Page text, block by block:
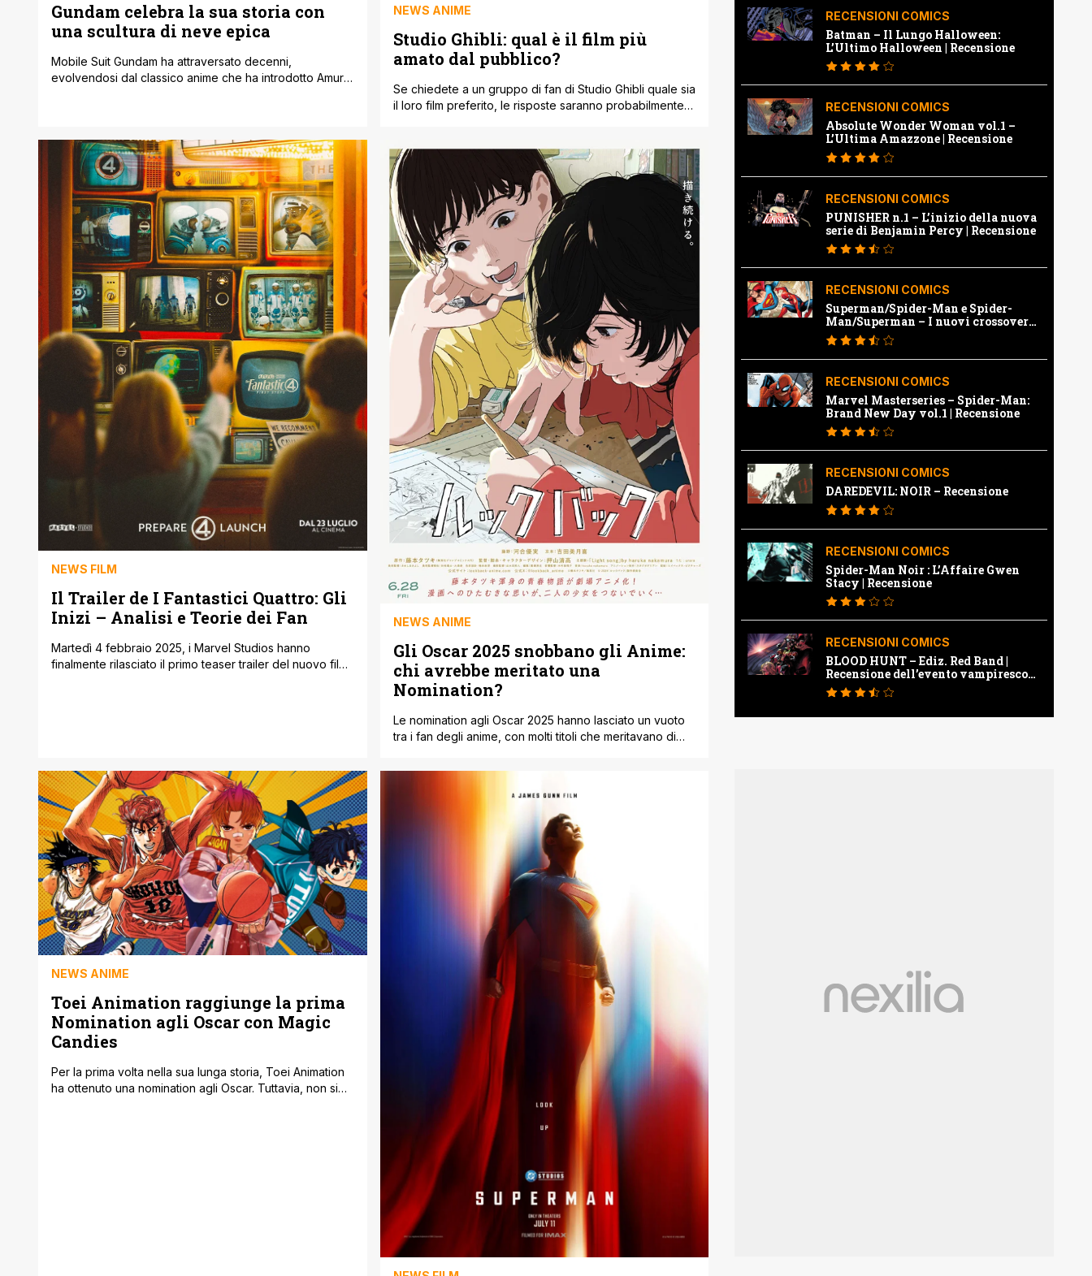
Gundam celebra la sua storia con
una scultura di neve epica
Mobile Suit Gundam ha attraversato decenni,
evolvendosi dal classico anime che ha introdotto Amuro
nordamericani a fine mese, l’entusiasmo per il franchise
è alle stelle. A rendere omaggio alla serie ci ha [']
NEWS ANIME
Studio Ghibli: qual è il film più
amato dal pubblico?
Se chiedete a un gruppo di fan di Studio Ghibli quale sia
il loro film preferito, le risposte saranno probabilmente
Mononoke, altri per l’intensa emozione di Grave of the
Fireflies. Tuttavia, un sondaggio online ha cercato di
trasformare questo dibattito [']
NEWS FILM
Il Trailer de I Fantastici Quattro: Gli
Inizi – Analisi e Teorie dei Fan
Martedì 4 febbraio 2025, i Marvel Studios hanno
finalmente rilasciato il primo teaser trailer del nuovo film
NEWS ANIME
Gli Oscar 2025 snobbano gli Anime:
chi avrebbe meritato una
Nomination?
Le nomination agli Oscar 2025 hanno lasciato un vuoto
tra i fan degli anime, con molti titoli che meritavano di
Sebbene negli anni passati film come La Città Incantata
portato a casa l'ambita statuetta, quest'anno l'industria
dell'animazione [']
NEWS ANIME
Toei Animation raggiunge la prima
Nomination agli Oscar con Magic
Candies
Per la prima volta nella sua lunga storia, Toei Animation
ha ottenuto una nomination agli Oscar. Tuttavia, non si
RECENSIONI COMICS
Batman – Il Lungo Halloween:
L’Ultimo Halloween | Recensione
RECENSIONI COMICS
Absolute Wonder Woman vol.1 –
L’Ultima Amazzone | Recensione
RECENSIONI COMICS
PUNISHER n.1 – L’inizio della nuova
serie di Benjamin Percy | Recensione
RECENSIONI COMICS
Superman/Spider-Man e Spider-
Man/Superman – I nuovi crossover
Marvel e Dc | Recensione
RECENSIONI COMICS
Marvel Masterseries – Spider-Man:
Brand New Day vol.1 | Recensione
RECENSIONI COMICS
DAREDEVIL: NOIR – Recensione
RECENSIONI COMICS
Spider-Man Noir : L’Affaire Gwen
Stacy | Recensione
RECENSIONI COMICS
BLOOD HUNT – Ediz. Red Band |
Recensione dell’evento vampiresco
della Marvel